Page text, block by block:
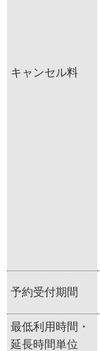
キャンセル料
予約受付期間
最低利用時間・
延長時間単位